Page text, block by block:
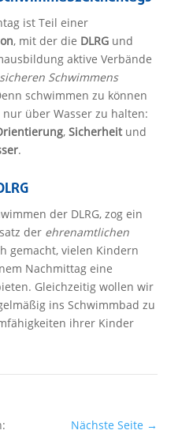
ist Teil einer
, mit der die DLRGund
aktive Verbände
sicheren Schwimmens
schwimmen zu können
über Wasser zu halten:
, Sicherheitund
.
der DLRG, zog ein
der ehrenamtlichen
gemacht, vielen Kindern
Nachmittag eine
Gleichzeitig wollen wir
ins Schwimmbad zu
ihrer Kinder
Nächste Seite →